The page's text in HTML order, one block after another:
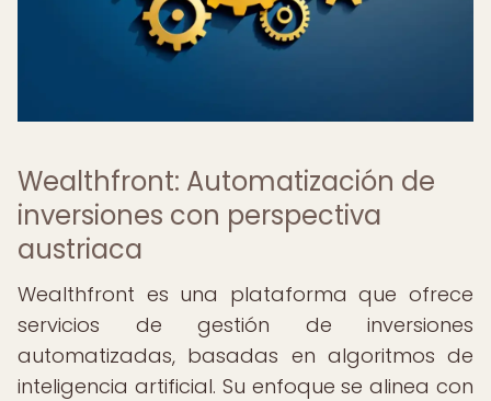
Wealthfront: Automatización de
inversiones con perspectiva
austriaca
Wealthfront es una plataforma que ofrece
servicios de gestión de inversiones
automatizadas, basadas en algoritmos de
inteligencia artificial. Su enfoque se alinea con